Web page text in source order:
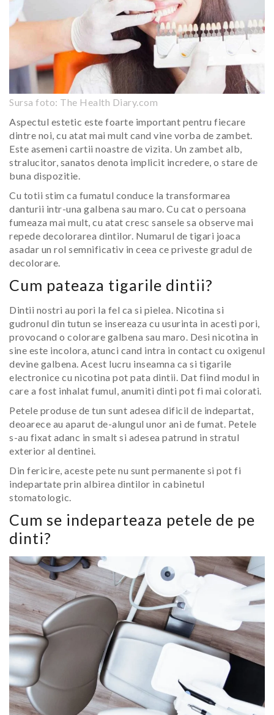
Sursa foto: The Health Diary.com
Aspectul estetic este foarte important pentru fiecare
dintre noi, cu atat mai mult cand vine vorba de zambet.
Este asemeni cartii noastre de vizita. Un zambet alb,
stralucitor, sanatos denota implicit incredere, o stare de
buna dispozitie.
Cu totii stim ca fumatul conduce la transformarea
danturii intr-una galbena sau maro. Cu cat o persoana
fumeaza mai mult, cu atat cresc sansele sa observe mai
repede decolorarea dintilor. Numarul de tigari joaca
asadar un rol semnificativ in ceea ce priveste gradul de
decolorare.
Cum pateaza tigarile dintii?
Dintii nostri au pori la fel ca si pielea. Nicotina si
gudronul din tutun se insereaza cu usurinta in acesti pori,
provocand o colorare galbena sau maro. Desi nicotina in
sine este incolora, atunci cand intra in contact cu oxigenul
devine galbena. Acest lucru inseamna ca si tigarile
electronice cu nicotina pot pata dintii. Dat fiind modul in
care a fost inhalat fumul, anumiti dinti pot fi mai colorati.
Petele produse de tun sunt adesea dificil de indepartat,
deoarece au aparut de-alungul unor ani de fumat. Petele
s-au fixat adanc in smalt si adesea patrund in stratul
exterior al dentinei.
Din fericire, aceste pete nu sunt permanente si pot fi
indepartate prin albirea dintilor in cabinetul
stomatologic.
Cum se indeparteaza petele de pe
dinti?